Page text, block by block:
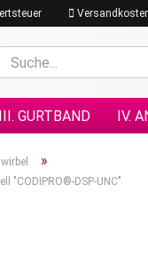
III. GURTBAND IV.
XVII. PLANEN &
»
"CODIPRO®-DSP-UNC"